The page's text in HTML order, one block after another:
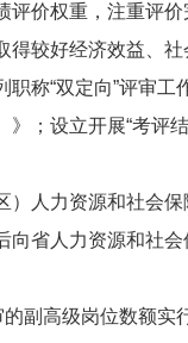
评价权重，注重评
得较好经济效益、
职称“双定向”评审
》；设立开展“考评
）人力资源和社会
向省人力资源和社会
的副高级岗位数额